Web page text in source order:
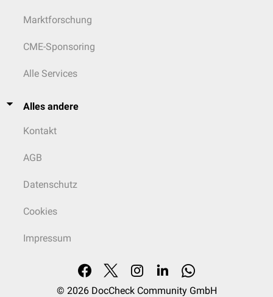
Marktforschung
CME-Sponsoring
Alle Services
Alles andere
Kontakt
AGB
Datenschutz
Cookies
Impressum
© 2026 DocCheck Community GmbH